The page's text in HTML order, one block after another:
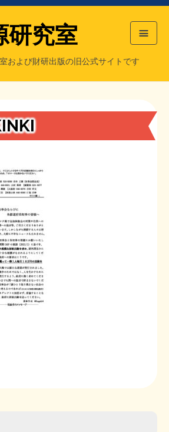
シ／旧・財源研究室
同誌／旧・サブカル分室
ー／MIHANAマンガ／旧・財研出版
研究室
および財研出版の旧公式サイトです